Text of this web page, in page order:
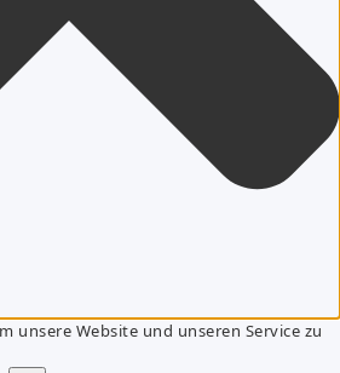
unsere Website und unseren Service zu